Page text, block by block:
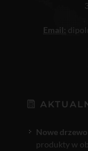
Email:
Nowe
produkty w